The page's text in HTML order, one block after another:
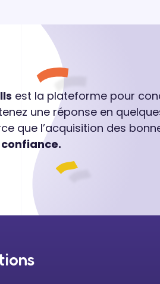
est la plateforme pour
une réponse en
que l’acquisition des